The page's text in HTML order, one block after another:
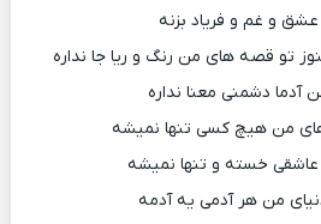
و غم و فریاد بزنه
تو قصه های من رنگ و ریا جا نداره
آدما دشمنی معنا نداره
من هیچ کسی تنها نمیشه
خسته و تنها نمیشه
من هر آدمی یه آدمه